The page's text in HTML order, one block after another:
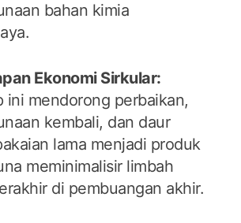
bahan kimia
Ekonomi Sirkular:
ini mendorong perbaikan,
kembali, dan daur
lama menjadi produk
meminimalisir limbah
di pembuangan akhir.